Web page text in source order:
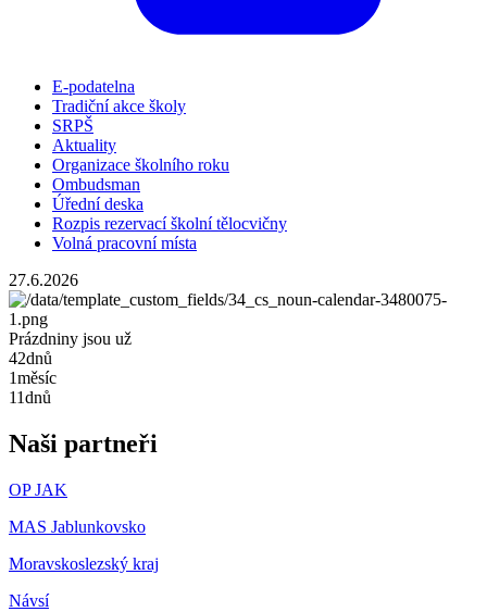
E-podatelna
Tradiční akce školy
SRPŠ
Aktuality
Organizace školního roku
Ombudsman
Úřední deska
Rozpis rezervací školní tělocvičny
Volná pracovní místa
27.6.2026
Prázdniny jsou už
42dnů
1měsíc
11dnů
Naši partneři
OP JAK
MAS Jablunkovsko
Moravskoslezský kraj
Návsí